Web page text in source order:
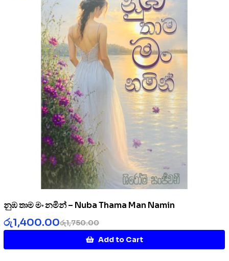
නුඹ තාම මං නමින් – Nuba Thama Man Namin
රු1,750.00
රු1,400.00
Add to Cart